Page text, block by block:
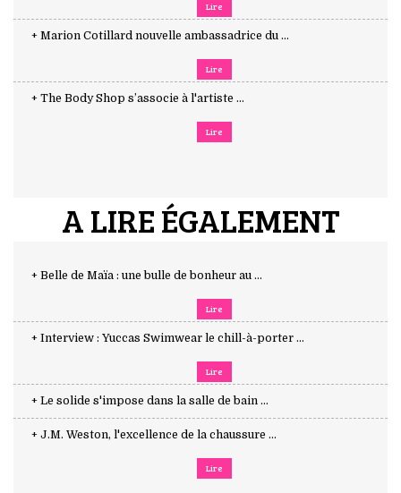
Lire
+ Marion Cotillard nouvelle ambassadrice du ...
Lire
+ The Body Shop s’associe à l'artiste ...
Lire
A LIRE ÉGALEMENT
+ Belle de Maïa : une bulle de bonheur au ...
Lire
+ Interview : Yuccas Swimwear le chill-à-porter ...
Lire
+ Le solide s'impose dans la salle de bain ...
+ J.M. Weston, l'excellence de la chaussure ...
Lire